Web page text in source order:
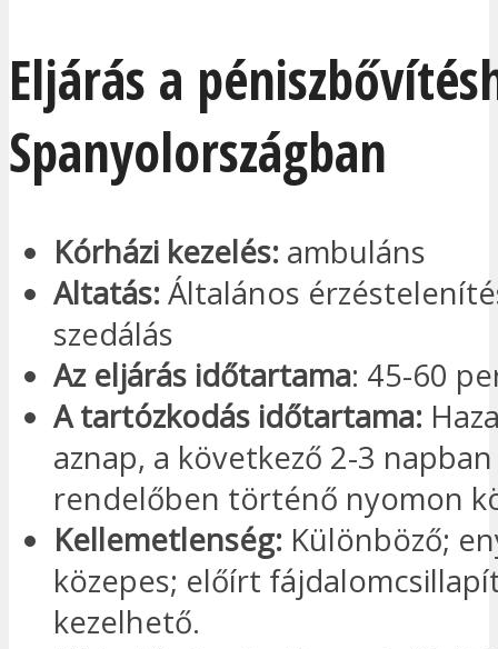
Eljárás a
Spanyolországban
Kórházi kezelés: ambuláns
Altatás: Általános
szedálás
Az eljárás időtartama: 45-60
A tartózkodás időtartama:
aznap, a következő 2-3
rendelőben történő nyomon
Kellemetlenség: Különböző;
közepes; előírt
kezelhető.